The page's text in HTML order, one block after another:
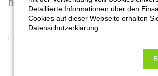
Bitte überprüfen Sie Ihr E-Mail-Postfach.
Bleibt auf dem
Detaillierte Informationen über den
Cookies auf dieser Webseite erhalten
Datenschutzerklärung.